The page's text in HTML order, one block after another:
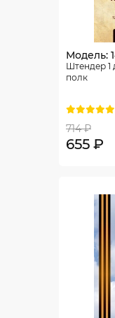
Модель:
Штендер 1
полк
714 ₽
655 ₽